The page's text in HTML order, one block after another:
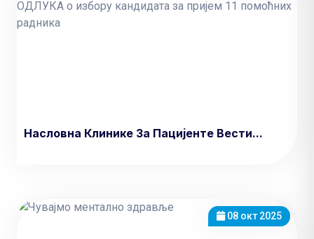
Насловна Клинике За Пацијенте Вести...
08 окт 2025